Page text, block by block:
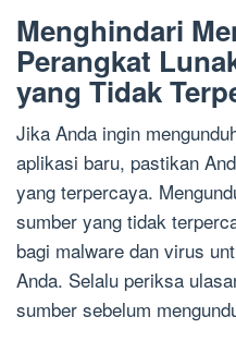
Menghindari
Perangkat
yang Tidak
Jika Anda ingin
aplikasi baru, pastikan
yang terpercaya.
sumber yang tidak
bagi malware dan virus
Anda. Selalu periksa
sumber sebelum